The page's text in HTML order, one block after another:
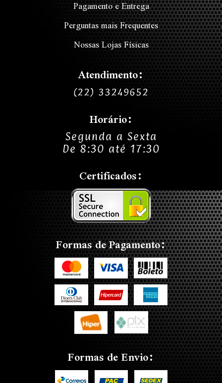
Pagamento e Entrega
Perguntas mais Frequentes
Nossas Lojas Físicas
Atendimento:
(22) 33249652
Horário:
Segunda a Sexta
De 8:30 até 17:30
Certificados:
Formas de Pagamento:
Formas de Envio: